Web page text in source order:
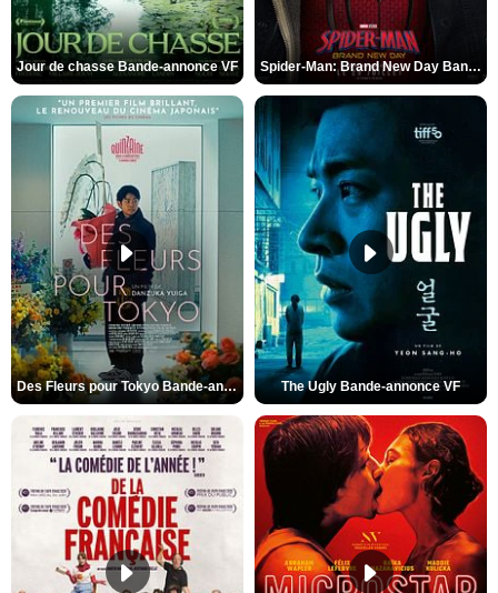
Jour de chasse Bande-annonce VF Spider-Man: Brand New Day Bande-annonce (3) VO STFR
Des Fleurs pour Tokyo Bande-annonce VO STFR The Ugly Bande-annonce VF